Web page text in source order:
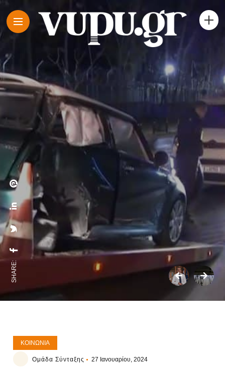
SHARE:
ΚΟΙΝΩΝΊΑ
Ομάδα Σύνταξης 27 Ιανουαρίου, 2024